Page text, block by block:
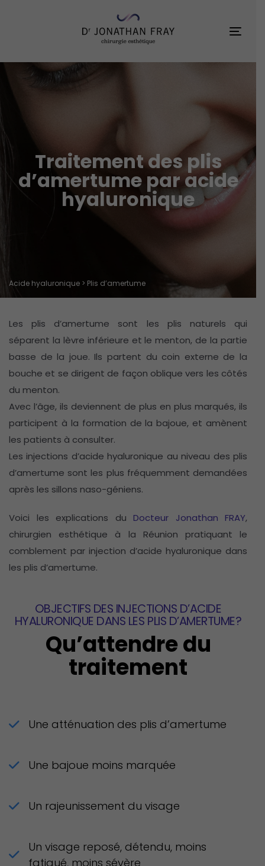
Traitement des plis
d’amertume par acide
hyaluronique
Acide hyaluronique > Plis d’amertume
Les plis d’amertume sont les plis naturels qui
séparent la lèvre inférieure et le menton, de la partie
basse de la joue. Ils partent du coin externe de la
bouche et se dirigent de façon oblique vers les côtés
du menton.
Avec l’âge, ils deviennent de plus en plus marqués, ils
participent à la formation de la bajoue, et amènent
les patients à consulter.
Les injections d’acide hyaluronique au niveau des plis
d’amertume sont les plus fréquemment demandées
après les sillons naso-géniens.
Voici les explications du Docteur Jonathan FRAY,
chirurgien esthétique à la Réunion pratiquant le
comblement par injection d’acide hyaluronique dans
les plis d’amertume.
OBJECTIFS DES INJECTIONS D’ACIDE
HYALURONIQUE DANS LES PLIS D’AMERTUME?
Qu’attendre du
traitement
Une atténuation des plis d’amertume
Une bajoue moins marquée
Un rajeunissement du visage
Un visage reposé, détendu, moins
fatigué, moins sévère